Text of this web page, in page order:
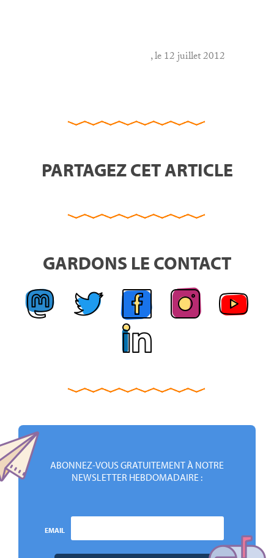
, le 12 juillet 2012
PARTAGEZ CET ARTICLE
GARDONS LE CONTACT
ABONNEZ-VOUS GRATUITEMENT À NOTRE
NEWSLETTER HEBDOMADAIRE :
EMAIL